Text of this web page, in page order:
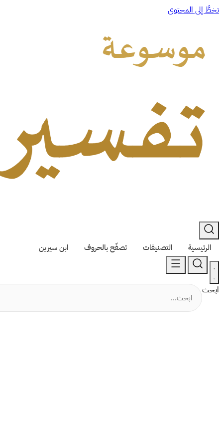
تخطَّ إلى المحتوى
الرئيسية التصنيفات تصفّح بالحروف ابن سيرين
ابحث